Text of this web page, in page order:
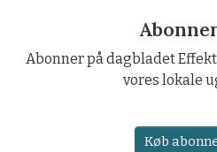
Abonner på dagbladet
vores lokale
Køb